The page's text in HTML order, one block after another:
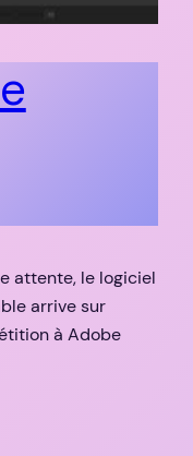
attente, le logiciel
arrive sur
à Adobe